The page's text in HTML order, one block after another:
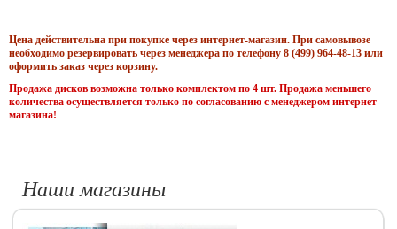
Цена действительна при покупке через интернет-магазин. При самовывозе
необходимо резервировать через менеджера по телефону 8 (499) 964-48-13 или
оформить заказ через корзину.
Продажа дисков возможна только комплектом по 4 шт. Продажа меньшего
количества осуществляется только по согласованию с менеджером интернет-
магазина!
Наши магазины